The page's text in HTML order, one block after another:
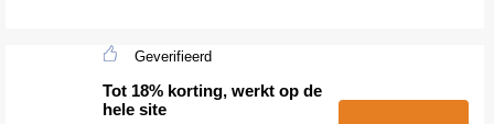
Geverifieerd
Tot 18% korting, werkt op de
hele site